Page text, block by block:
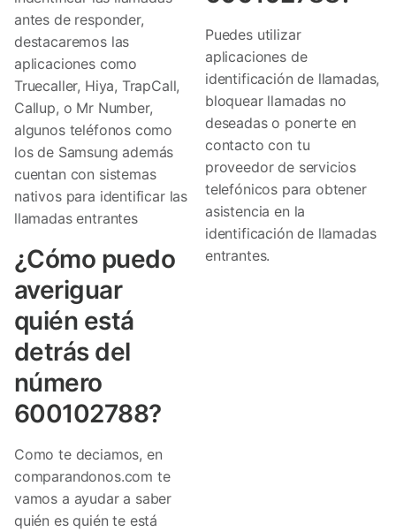
antes de responder,
destacaremos las
aplicaciones como
Truecaller, Hiya, TrapCall,
Callup, o Mr Number,
algunos teléfonos como
los de Samsung además
cuentan con sistemas
nativos para identificar las
llamadas entrantes
¿Cómo puedo
averiguar
quién está
detrás del
número
600102788?
Como te deciamos, en
comparandonos.com te
vamos a ayudar a saber
quién es quién te está
Puedes utilizar
aplicaciones de
identificación de llamadas,
bloquear llamadas no
deseadas o ponerte en
contacto con tu
proveedor de servicios
telefónicos para obtener
asistencia en la
identificación de llamadas
entrantes.